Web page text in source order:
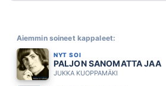
Aiemmin soineet kappaleet:
NYT SOI
PALJON SANOMATTA JAA
JUKKA KUOPPAMÄKI